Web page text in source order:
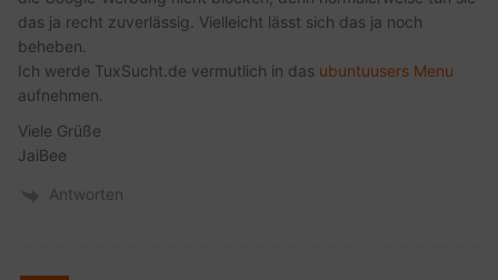
das ja recht zuverlässig. Vielleicht lässt sich das ja noch
beheben.
Ich werde TuxSucht.de vermutlich in das ubuntuusers Menu
aufnehmen.
Viele Grüße
JaiBee
Antworten